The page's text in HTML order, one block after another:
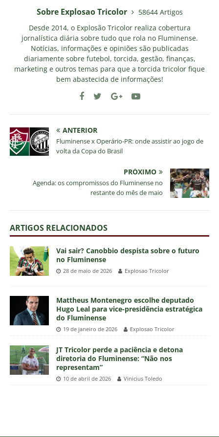
Sobre Explosao Tricolor
58644 Artigos
Desde 2014, o Explosão Tricolor realiza cobertura
jornalística diária sobre tudo que rola no Fluminense.
Notícias, informações e opiniões são publicadas
diariamente sobre futebol, torcida, gestão, finanças,
marketing e outros temas para que a torcida tricolor fique
bem abastecida de informações!
ANTERIOR
Fluminense x Operário-PR: onde assistir ao jogo de
volta da Copa do Brasil
PRÓXIMO
Agenda: os compromissos do Fluminense no
restante do mês de maio
ARTIGOS RELACIONADOS
Vai sair? Canobbio despista sobre o futuro
no Fluminense
28 de maio de 2026 Explosao Tricolor
Mattheus Montenegro escolhe deputado
Hugo Leal para vice-presidência estratégica
do Fluminense
19 de janeiro de 2026 Explosao Tricolor
JT Tricolor perde a paciência e detona
diretoria do Fluminense: “Não nos
representam”
10 de abril de 2026 Vinicius Toledo